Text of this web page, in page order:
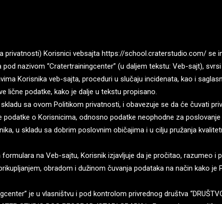
privatnosti) Korisnici vebsajta https://school.craterstudio.com/ se
nazivom “Cratertrainingcenter” (u daljem tekstu: Veb-sajt),
Korisnika veb-sajta, proceduri u slučaju incidenata, kao i
lične podatke, kako je dalje u tekstu propisano.
sa ovom Politikom privatnosti, i obavezuje se da će čuvati
o Korisnicima, odnosno podatke neophodne za poslovanje
u skladu sa dobrim poslovnim običajima i u cilju pružanja
na Veb-sajtu, Korisnik izjavljuje da je pročitao, razumeo i
obradom i dužinom čuvanja podataka na način kako je
je u vlasništvu i pod kontrolom privrednog društva